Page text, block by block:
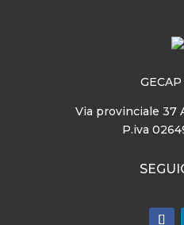
GECAP
Via provinciale 37
P.iva